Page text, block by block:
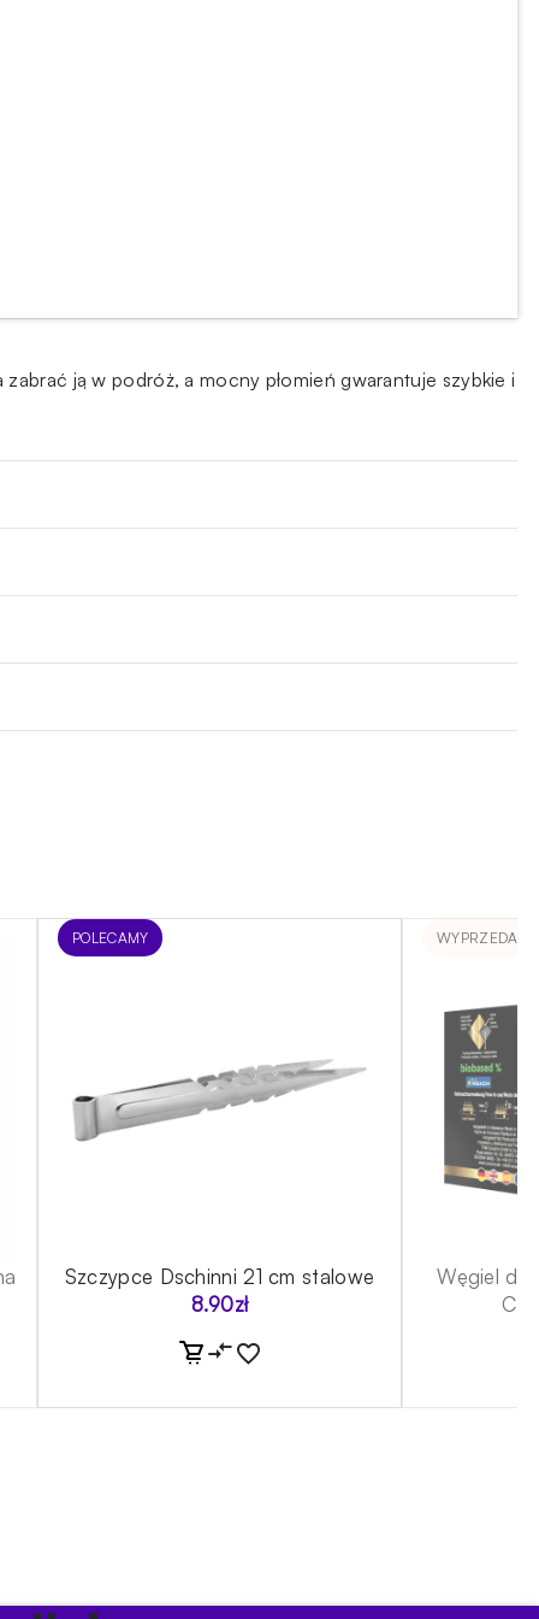
ją w podróż, a mocny płomień gwarantuje szybkie i
POLECAMY
Szczypce Dschinni 21 cm stalowe
8.90zł
WYPRZEDANE
Węgiel do